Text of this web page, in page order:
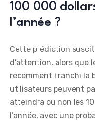
100 000
l’année ?
Cette prédiction
d’attention, alors que
récemment franchi la
utilisateurs peuvent
atteindra ou non les
l’année, avec une